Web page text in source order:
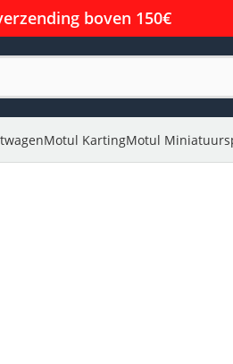
boven 150€
Motul KartingMotul